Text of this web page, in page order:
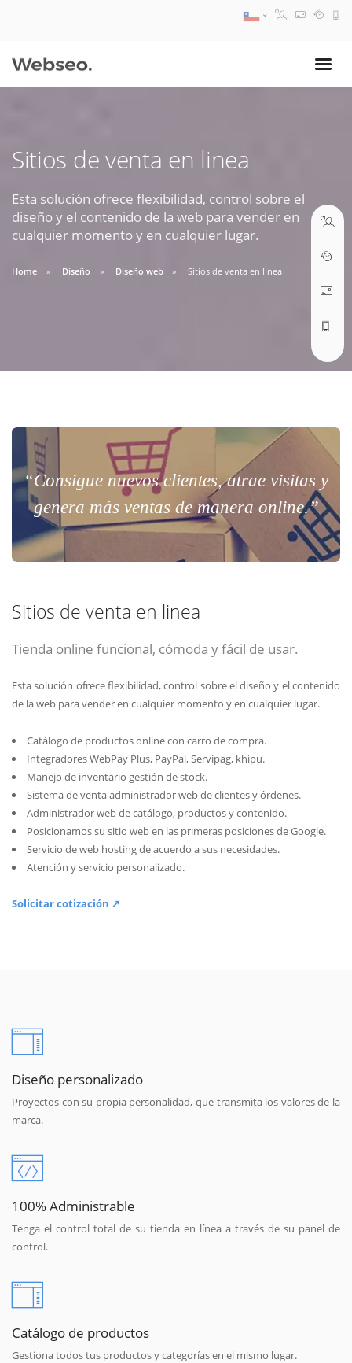
Sitios de venta en linea
Esta solución ofrece flexibilidad, control sobre el
diseño y el contenido de la web para vender en
cualquier momento y en cualquier lugar.
Home Diseño Diseño web Sitios de venta en linea
“Consigue nuevos clientes, atrae visitas y
genera más ventas de manera online.”
Sitios de venta en linea
Tienda online funcional, cómoda y fácil de usar.
Esta solución ofrece flexibilidad, control sobre el diseño y el contenido
de la web para vender en cualquier momento y en cualquier lugar.
Catálogo de productos online con carro de compra.
Integradores WebPay Plus, PayPal, Servipag, khipu.
Manejo de inventario gestión de stock.
Sistema de venta administrador web de clientes y órdenes.
Administrador web de catálogo, productos y contenido.
Posicionamos su sitio web en las primeras posiciones de Google.
Servicio de web hosting de acuerdo a sus necesidades.
Atención y servicio personalizado.
Solicitar cotización ↗
Diseño personalizado
Proyectos con su propia personalidad, que transmita los valores de la
marca.
100% Administrable
Tenga el control total de su tienda en línea a través de su panel de
control.
Catálogo de productos
Gestiona todos tus productos y categorías en el mismo lugar.
09:30 AM A 18:30 PM
soporte@webseo.cl
ABRIR TICKET